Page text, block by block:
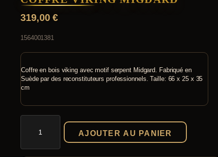
319,00€
1564001381
Coffre en bois viking avec motif serpent Midgard. Fabriqué en
Suède par des reconstituteurs professionnels. Taille: 66 x 25 x 35
cm
quantité
AJOUTER AU PANIER